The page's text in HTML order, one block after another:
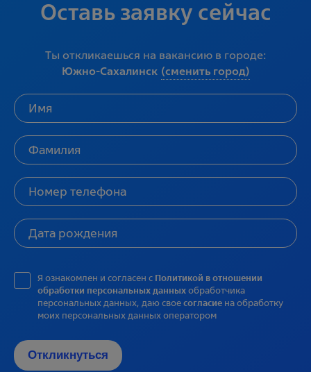
Оставь заявку сейчас
Ты откликаешься на вакансию в городе:
Южно-Сахалинск (сменить город)
Я ознакомлен и согласен с Политикой в отношении
обработки персональных данныхобработчика
персональных данных, даю своесогласие на обработку
моих персональных данных оператором
Откликнуться